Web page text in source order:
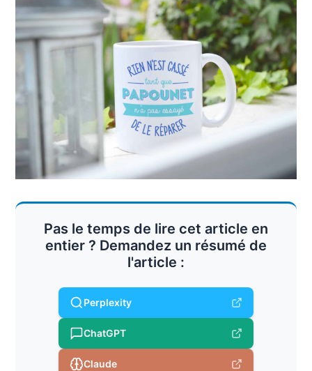
Pas le temps de lire cet article en
entier ? Demandez un résumé de
l'article :
Perplexity
ChatGPT
Claude